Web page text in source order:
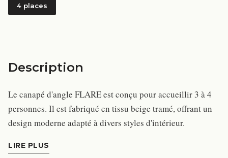
4 places
Description
Le canapé d'angle FLARE est conçu pour accueillir 3 à 4
personnes. Il est fabriqué en tissu beige tramé, offrant un
design moderne adapté à divers styles d'intérieur.
LIRE PLUS